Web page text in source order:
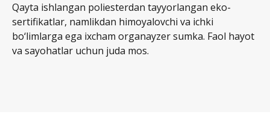
Qayta ishlangan poliesterdan tayyorlangan eko-
sertifikatlar, namlikdan himoyalovchi va ichki
bo‘limlarga ega ixcham organayzer sumka. Faol hayot
va sayohatlar uchun juda mos.